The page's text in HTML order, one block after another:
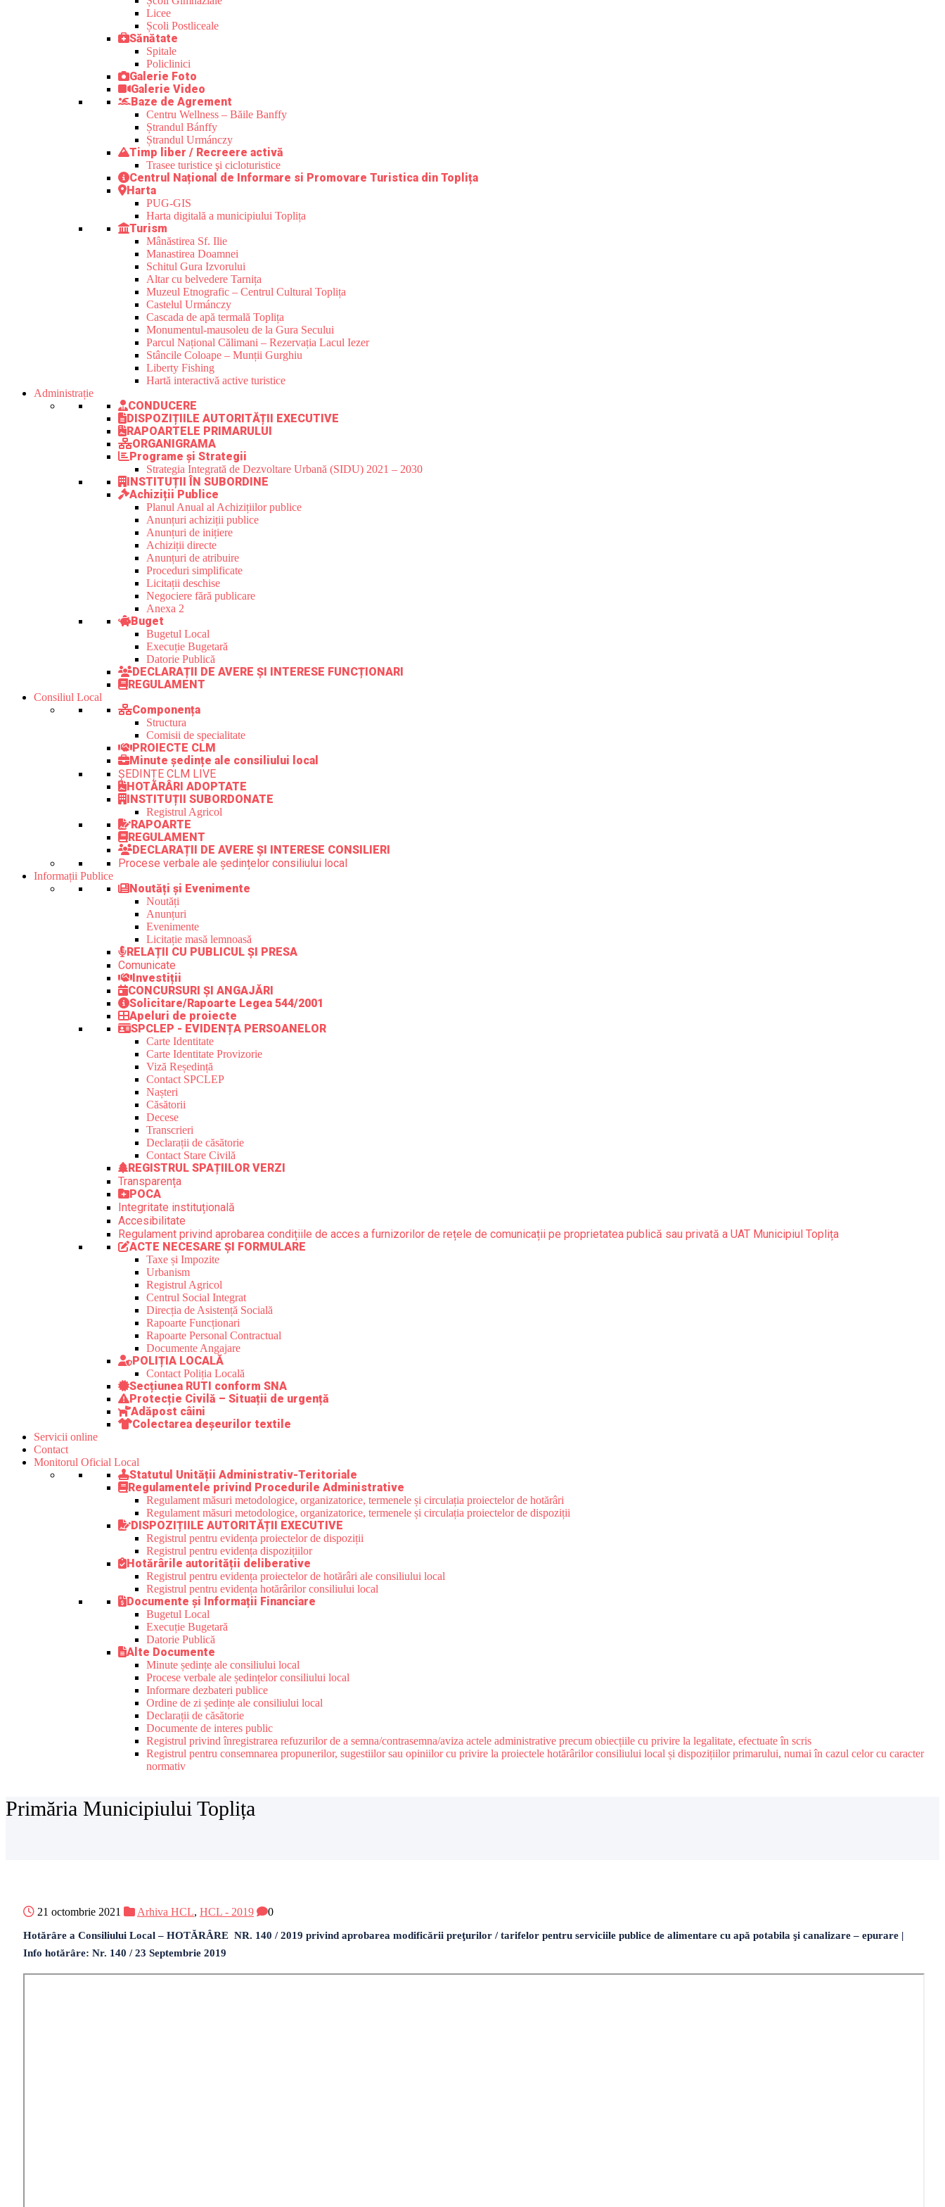
Licee
Școli Postliceale
Sănătate
Spitale
Policlinici
Galerie Foto
Galerie Video
Baze de Agrement
Centru Wellness – Băile Banffy
Ștrandul Bánffy
Ștrandul Urmánczy
Timp liber / Recreere activă
Trasee turistice şi cicloturistice
Centrul Național de Informare si Promovare Turistica din Toplița
Harta
PUG-GIS
Harta digitală a municipiului Toplița
Turism
Mânăstirea Sf. Ilie
Manastirea Doamnei
Schitul Gura Izvorului
Altar cu belvedere Tarnița
Muzeul Etnografic – Centrul Cultural Toplița
Castelul Urmánczy
Cascada de apă termală Toplița
Monumentul-mausoleu de la Gura Secului
Parcul Național Călimani – Rezervația Lacul Iezer
Stâncile Coloape – Munții Gurghiu
Liberty Fishing
Hartă interactivă active turistice
Administrație
CONDUCERE
DISPOZIȚIILE AUTORITĂȚII EXECUTIVE
RAPOARTELE PRIMARULUI
ORGANIGRAMA
Programe și Strategii
Strategia Integrată de Dezvoltare Urbană (SIDU) 2021 – 2030
INSTITUȚII ÎN SUBORDINE
Achiziții Publice
Planul Anual al Achizițiilor publice
Anunțuri achiziții publice
Anunțuri de inițiere
Achiziții directe
Anunțuri de atribuire
Proceduri simplificate
Licitații deschise
Negociere fără publicare
Anexa 2
Buget
Bugetul Local
Execuție Bugetară
Datorie Publică
DECLARAȚII DE AVERE ȘI INTERESE FUNCȚIONARI
REGULAMENT
Consiliul Local
Componența
Structura
Comisii de specialitate
PROIECTE CLM
Minute ședințe ale consiliului local
ȘEDINȚE CLM LIVE
HOTĂRÂRI ADOPTATE
INSTITUȚII SUBORDONATE
Registrul Agricol
RAPOARTE
REGULAMENT
DECLARAȚII DE AVERE ȘI INTERESE CONSILIERI
Procese verbale ale ședințelor consiliului local
Informații Publice
Noutăți și Evenimente
Noutăți
Anunțuri
Evenimente
Licitație masă lemnoasă
RELAȚII CU PUBLICUL ȘI PRESA
Comunicate
Investiții
CONCURSURI ȘI ANGAJĂRI
Solicitare/Rapoarte Legea 544/2001
Apeluri de proiecte
SPCLEP - EVIDENȚA PERSOANELOR
Carte Identitate
Carte Identitate Provizorie
Viză Reședință
Contact SPCLEP
Nașteri
Căsătorii
Decese
Transcrieri
Declarații de căsătorie
Contact Stare Civilă
REGISTRUL SPAȚIILOR VERZI
Transparența
POCA
Integritate instituțională
Accesibilitate
Regulament privind aprobarea condițiile de acces a furnizorilor de rețele de comunicații pe proprietatea publică sau privată a UAT Municipiul Toplița
ACTE NECESARE ȘI FORMULARE
Taxe și Impozite
Urbanism
Registrul Agricol
Centrul Social Integrat
Direcția de Asistență Socială
Rapoarte Funcționari
Rapoarte Personal Contractual
Documente Angajare
POLIȚIA LOCALĂ
Contact Poliția Locală
Secțiunea RUTI conform SNA
Protecție Civilă – Situații de urgență
Adăpost câini
Colectarea deșeurilor textile
Servicii online
Contact
Monitorul Oficial Local
Statutul Unității Administrativ-Teritoriale
Regulamentele privind Procedurile Administrative
Regulament măsuri metodologice, organizatorice, termenele și circulația proiectelor de hotărâri
Regulament măsuri metodologice, organizatorice, termenele și circulația proiectelor de dispoziții
DISPOZIȚIILE AUTORITĂȚII EXECUTIVE
Registrul pentru evidența proiectelor de dispoziții
Registrul pentru evidența dispozițiilor
Hotărârile autorității deliberative
Registrul pentru evidența proiectelor de hotărâri ale consiliului local
Registrul pentru evidența hotărârilor consiliului local
Documente și Informații Financiare
Bugetul Local
Execuție Bugetară
Datorie Publică
Alte Documente
Minute ședințe ale consiliului local
Procese verbale ale ședințelor consiliului local
Informare dezbateri publice
Ordine de zi ședințe ale consiliului local
Declarații de căsătorie
Documente de interes public
Registrul privind înregistrarea refuzurilor de a semna/contrasemna/aviza actele administrative precum obiecțiile cu privire la legalitate, efectuate în scris
Registrul pentru consemnarea propunerilor, sugestiilor sau opiniilor cu privire la proiectele hotărârilor consiliului local și dispozițiilor primarului, numai în cazul celor cu caracter
normativ
Primăria Municipiului Toplița
21 octombrie 2021 Arhiva HCL, HCL - 2019 0
Hotărâre a Consiliului Local – HOTĂRÂRE NR. 140 / 2019 privind aprobarea modificării preţurilor / tarifelor pentru serviciile publice de alimentare cu apă potabila şi canalizare – epurare |
Info hotărâre: Nr. 140 / 23 Septembrie 2019